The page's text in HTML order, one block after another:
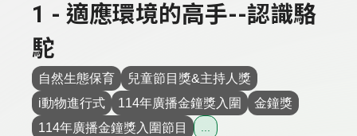
1 - 適應環境的高手--認識駱
駝
自然生態保育
兒童節目獎&主持人獎
i動物進行式
114年廣播金鐘獎入圍
金鐘獎
114年廣播金鐘獎入圍節目
...